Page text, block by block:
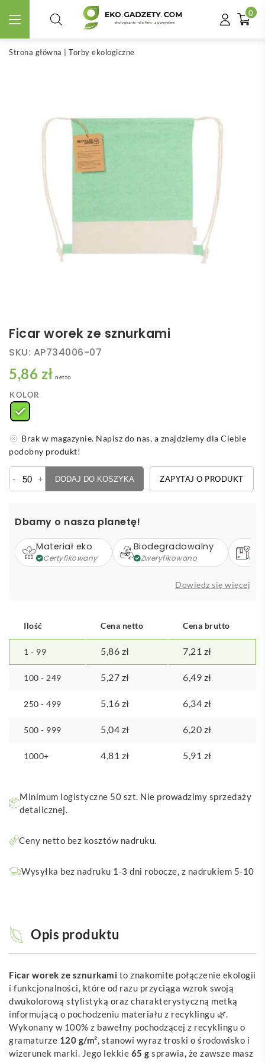
0
Strona główna Torby ekologiczne
Ficar worek ze sznurkami
SKU: AP734006-07
5,86 zł netto
KOLOR
Brak w magazynie. Napisz do nas, a znajdziemy dla Ciebie
podobny produkt!
-
Ficar
sznurkami
+ DODAJ DO KOSZYKA ZAPYTAJ O PRODUKT
Dbamy o nasza planetę!
Materiał eko
Certyfikowany
Biodegradowalny
Zweryfikowano
Dowiedz się więcej
Ilość Cena netto Cena brutto
1 - 99 5,86 zł 7,21 zł
100 - 249 5,27 zł 6,49 zł
250 - 499 5,16 zł 6,34 zł
500 - 999 5,04 zł 6,20 zł
1000+ 4,81 zł 5,91 zł
Minimum logistyczne 50 szt. Nie prowadzimy sprzedaży
detalicznej.
Ceny netto bez kosztów nadruku.
Wysyłka bez nadruku 1-3 dni robocze, z nadrukiem 5-10
Opis produktu
Ficar worek ze sznurkami to znakomite połączenie ekologii
i funkcjonalności, które od razu przyciąga wzrok swoją
dwukolorową stylistyką oraz charakterystyczną metką
informującą o pochodzeniu materiału z recyklingu 🌿.
Wykonany w 100% z bawełny pochodzącej z recyklingu o
gramaturze 120 g/m², stanowi wyraz troski o środowisko i
wizerunek marki. Jego lekkie 65 g sprawia, że zawsze masz